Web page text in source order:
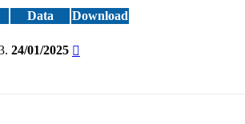
Data Download
24/01/2025